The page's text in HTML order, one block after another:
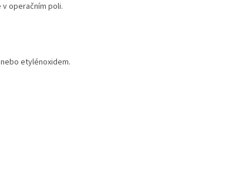
operačním poli.
etylénoxidem.